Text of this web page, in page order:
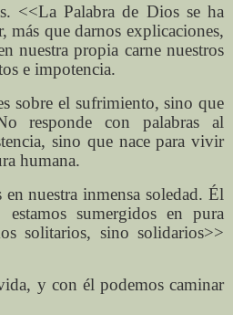
<<La Palabra de Dios se ha
más que darnos explicaciones,
nuestra propia carne nuestros
e impotencia.
sobre el sufrimiento, sino que
responde con palabras al
sino que nace para vivir
humana.
nuestra inmensa soledad. Él
sumergidos en pura
solitarios, sino solidarios>>
y con él podemos caminar